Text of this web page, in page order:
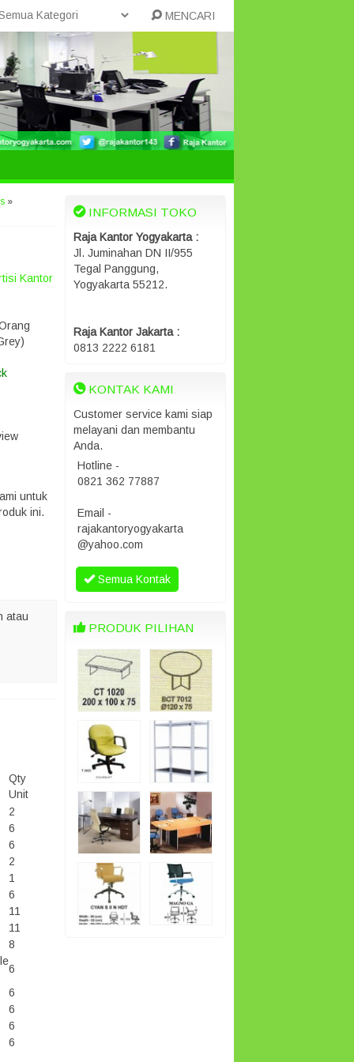
MENCARI
»
Kantor
untuk
ini.
atau
Qty
Unit
2
6
6
2
1
6
11
11
8
6
6
6
6
6
INFORMASI TOKO
Raja Kantor Yogyakarta :
Jl. Juminahan DN II/955
Tegal Panggung,
Yogyakarta 55212.
Raja Kantor Jakarta :
0813 2222 6181
KONTAK KAMI
Customer service kami siap
melayani dan membantu
Anda.
Hotline -
0821 362 77887
Email -
rajakantoryogyakarta
@yahoo.com
Semua Kontak
PRODUK PILIHAN